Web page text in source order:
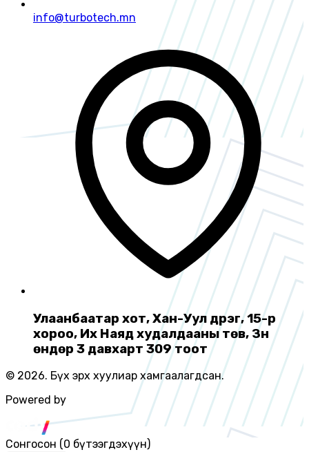
info@turbotech.mn
Улаанбаатар хот, Хан-Уул дүүрэг, 15-р
хороо, Их Наяд худалдааны төв, Зүүн
өндөр 3 давхарт 309 тоот
© 2026. Бүх эрх хуулиар хамгаалагдсан.
Powered by
Сонгосон (0 бүтээгдэхүүн)